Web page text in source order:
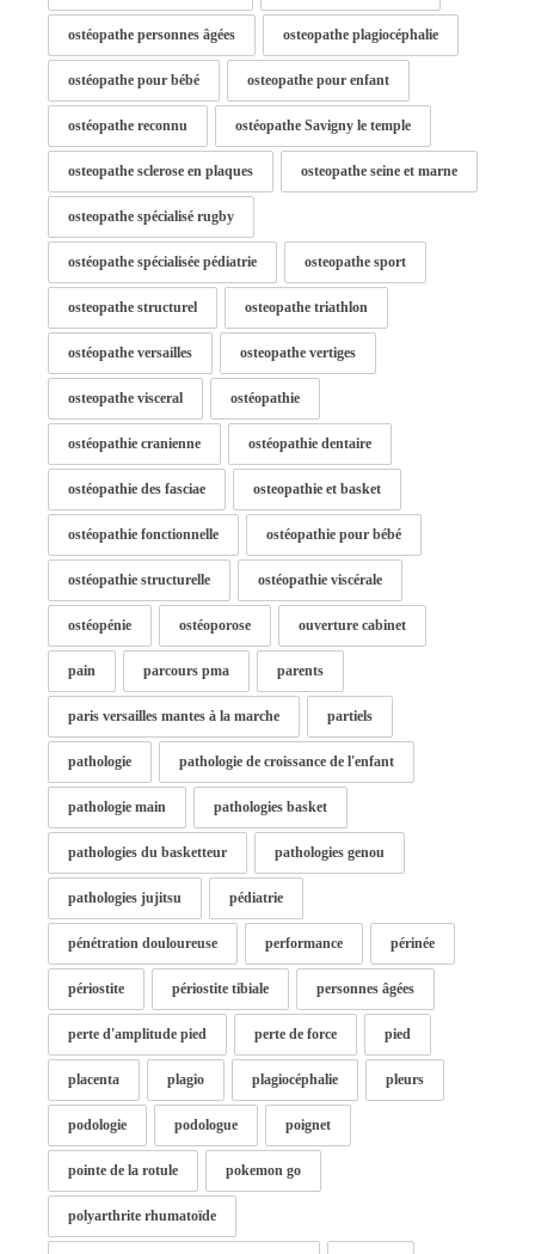
ostéopathe personnes âgées osteopathe plagiocéphalie
ostéopathe pour bébé osteopathe pour enfant
ostéopathe reconnu ostéopathe Savigny le temple
osteopathe sclerose en plaques osteopathe seine et marne
osteopathe spécialisé rugby
ostéopathe spécialisée pédiatrie osteopathe sport
osteopathe structurel osteopathe triathlon
ostéopathe versailles osteopathe vertiges
osteopathe visceral ostéopathie
ostéopathie cranienne ostéopathie dentaire
ostéopathie des fasciae osteopathie et basket
ostéopathie fonctionnelle ostéopathie pour bébé
ostéopathie structurelle ostéopathie viscérale
ostéopénie ostéoporose ouverture cabinet
pain parcours pma parents
paris versailles mantes à la marche partiels
pathologie pathologie de croissance de l'enfant
pathologie main pathologies basket
pathologies du basketteur pathologies genou
pathologies jujitsu pédiatrie
pénétration douloureuse performance périnée
périostite périostite tibiale personnes âgées
perte d'amplitude pied perte de force pied
placenta plagio plagiocéphalie pleurs
podologie podologue poignet
pointe de la rotule pokemon go
polyarthrite rhumatoïde